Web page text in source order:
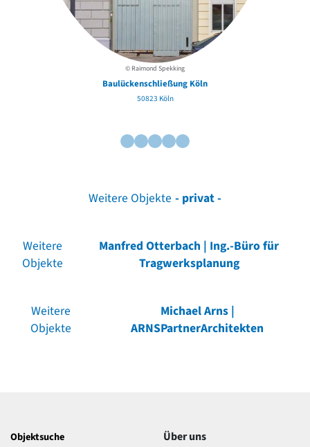
© Raimond Spekking
Baulückenschließung Köln
50823 Köln
Weitere Objekte - privat -
Weitere
Objekte
Manfred Otterbach | Ing.-Büro für
Tragwerksplanung
Weitere
Objekte
Michael Arns |
ARNSPartnerArchitekten
Objektsuche Über uns